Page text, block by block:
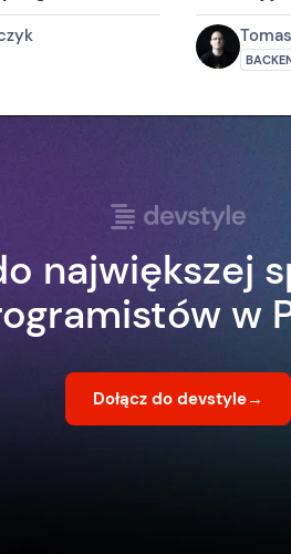
największej
w
Dołącz do devstyle→